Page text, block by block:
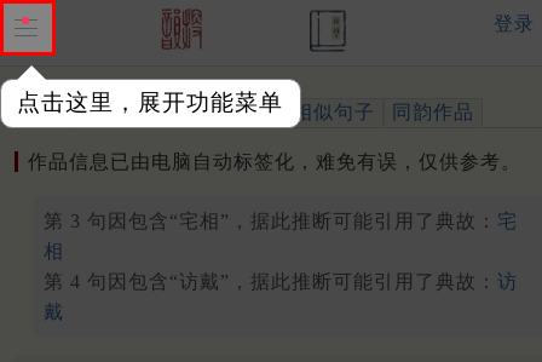
点击这里，展开功能菜单
登录
作品 标注四声 出处、引用 相似句子 同韵作品
作品信息已由电脑自动标签化，难免有误，仅供参考。
第 3 句因包含“宅相”，据此推断可能引用了典故： 宅
相
第 4 句因包含“访戴”，据此推断可能引用了典故： 访
戴